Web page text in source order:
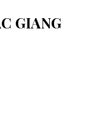
GIANG